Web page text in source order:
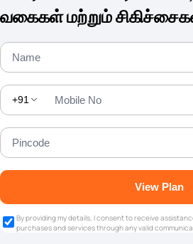
வகைகள் மற்றும்
+91
View Plan
By providing my details, I consent to receive
purchases and services through any valid